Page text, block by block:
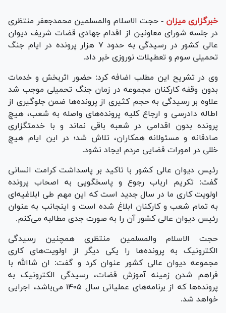
خبرگزاری میزان - حجت الاسلام والمسلمین محمدجعفر منتظری
در جلسه شورای معاونین از اقدام جهادی قضات شریف دیوان
عالی کشور در رسیدگی به حدود ۷ هزار پرونده در ایام جنگ
تحمیلی سوم و تعطیلات نوروزی خبر داد.
وی در تشریح این مطلب اضافه کرد: حضور اثربخش و خدمات
بدون وقفه کارکنان مجموعه در زمان جنگ تحمیلی موجب شد
علاوه بر رسیدگی به حجم کثیری از پرونده‌ها ضمن جلوگیری از
اطاله دادرسی و ارجاع کلیه پرونده‌های واصله به شعب، هیچ
پرونده بدون اقدامی در شعبه باقی نماند و با خدمتگزاری
صادقانه و مسئولانه همکاران، تلاش شد؛ در این ایام هیچ
خللی در امورات قضایی مردم ایجاد نشود.
رئیس دیوان عالی کشور با تاکید بر پاسداشت کرامت انسانی
گفت: تکریم ارباب رجوع و پاسخگویی به اصحاب پرونده
اولویت کاری ما در سال جدید است که این مهم طی ابلاغیه‌ای
به تمام شعب و کارکنان ابلاغ شده است و اینجانب به عنوان
رئیس دیوان عالی کشور آن را به صورت جدی مطالبه می‌کنم.
حجت الاسلام والمسلمین منتظری همچنین رسیدگی
الکترونیک به پرونده‌ها را یکی دیگر از اولویت‌های کاری
مجموعه دیوان عالی کشور عنوان کرد و گفت: ان شاالله با
فراهم شدن زمینه آموزش قضات، رسیدگی الکترونیک به
پرونده‌ها که از برنامه‌های عملیاتی سال ۱۴۰۵ می‌باشد، اجرایی
خواهد شد.